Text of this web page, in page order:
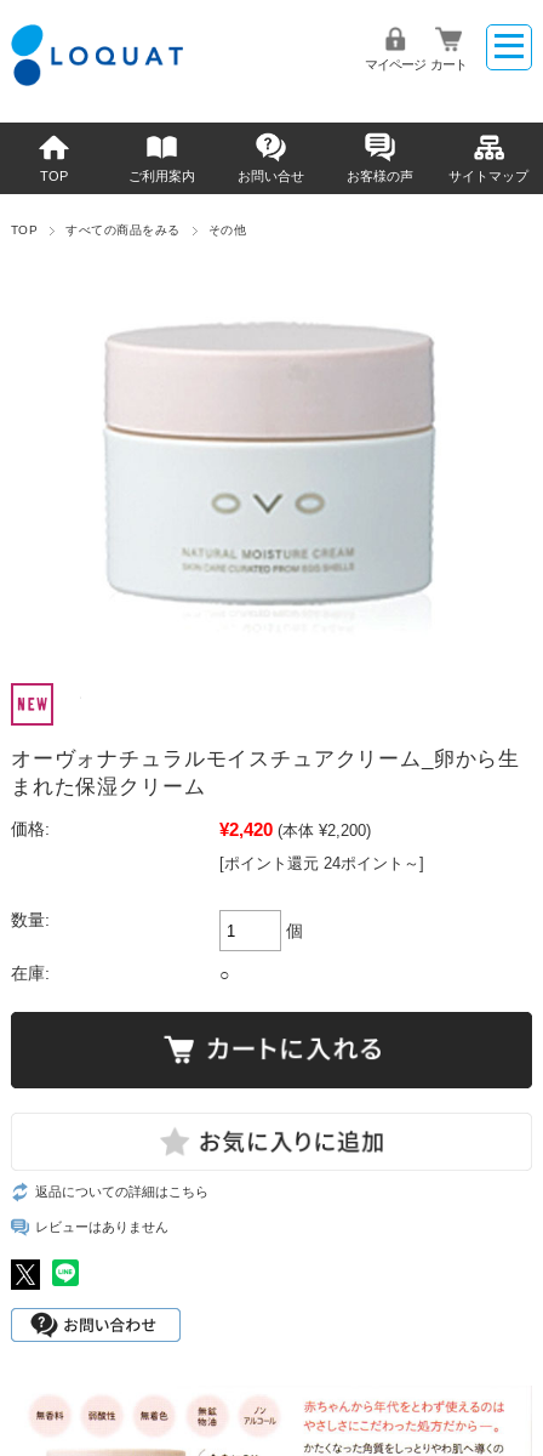
マイページ カート
TOP ご利用案内 お問い合せ お客様の声 サイトマップ
TOP すべての商品をみる その他
オーヴォナチュラルモイスチュアクリーム_卵から生
まれた保湿クリーム
価格: ¥2,420 (本体 ¥2,200)
[ポイント還元 24ポイント～]
数量:
個
在庫: ○
返品についての詳細はこちら
レビューはありません